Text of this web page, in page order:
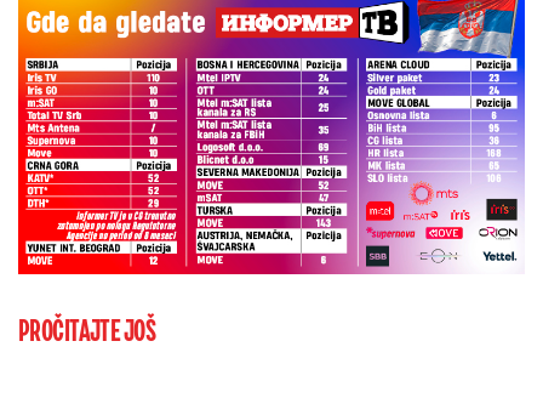
PROČITAJTE JOŠ